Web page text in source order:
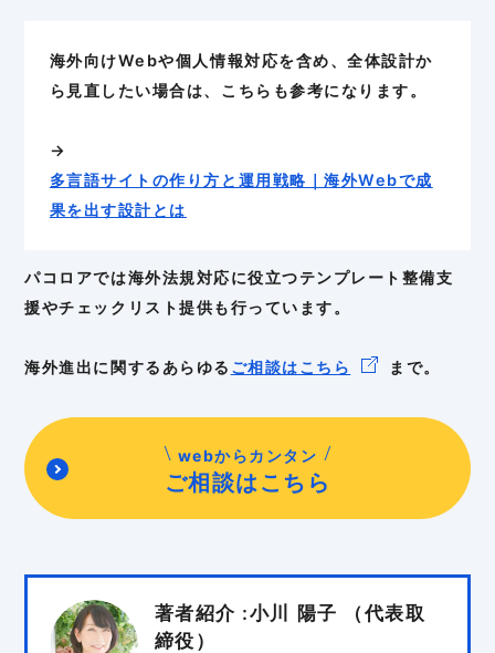
海外向けWebや個人情報対応を含め、全体設計か
ら見直したい場合は、こちらも参考になります。
→
多言語サイトの作り方と運用戦略｜海外Webで成
果を出す設計とは
パコロアでは海外法規対応に役立つテンプレート整備支
援やチェックリスト提供も行っています。
海外進出に関するあらゆる ご相談はこちら まで。
webからカンタン
ご相談はこちら
著者紹介 :小川 陽子 （代表取
締役）